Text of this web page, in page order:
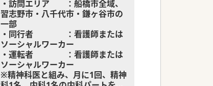
・訪問エリア ：船橋市全域、
習志野市・八千代市・鎌ヶ谷市の
一部
・同行者 ：看護師または
ソーシャルワーカー
・運転者 ：看護師または
ソーシャルワーカー
※精神科医と組み、月に1回、精神